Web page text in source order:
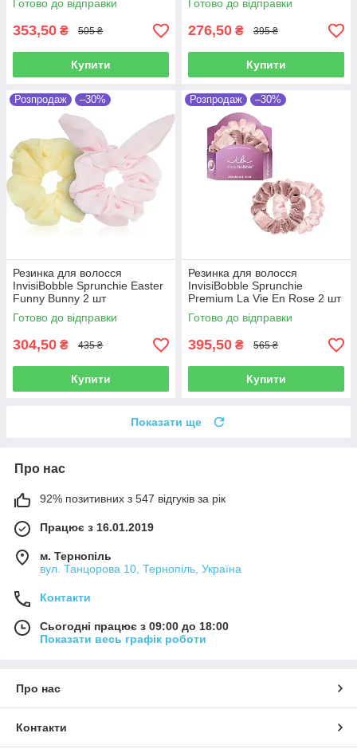
Готово до відправки
353,50 ₴ 505 ₴
Купити
Готово до відправки
276,50 ₴ 395 ₴
Купити
Розпродаж –30%
Резинка для волосся
InvisiBobble Sprunchie Easter
Funny Bunny 2 шт
Готово до відправки
304,50 ₴ 435 ₴
Купити
Розпродаж –30%
Резинка для волосся
InvisiBobble Sprunchie
Premium La Vie En Rose 2 шт
Готово до відправки
395,50 ₴ 565 ₴
Купити
Показати ще
Про нас
92% позитивних з 547 відгуків за рік
Працює з 16.01.2019
м. Тернопіль
вул. Танцорова 10, Тернопіль, Україна
Контакти
Сьогодні працює з 09:00 до 18:00
Показати весь графік роботи
Про нас
Контакти